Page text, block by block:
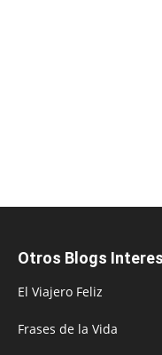
Otros Blogs
El Viajero Feliz
Frases de la Vida